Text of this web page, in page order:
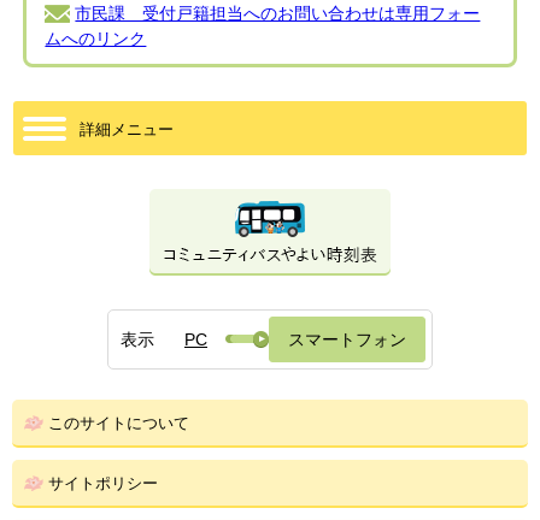
市民課 受付戸籍担当へのお問い合わせは専用フォー
ムへのリンク
詳細メニュー
表示 PC スマートフォン
このサイトについて
サイトポリシー